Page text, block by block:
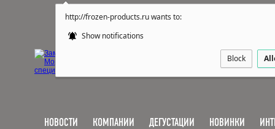
http://frozen-products.ru wants to:
Show notifications
Block
НОВОСТИ КОМПАНИИ ДЕГУСТАЦИИ НОВИНКИ